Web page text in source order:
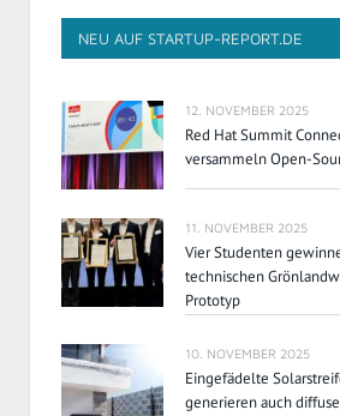
NEU AUF STARTUP-REPORT.DE
12. NOVEMBER 2025
Red Hat Summit
versammeln Open-
11. NOVEMBER 2025
Vier Studenten
technischen
Prototyp
10. NOVEMBER 2025
Eingefädelte
generieren auch